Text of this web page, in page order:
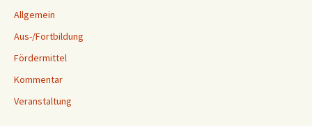
Allgemein
Aus-/Fortbildung
Fördermittel
Kommentar
Veranstaltung